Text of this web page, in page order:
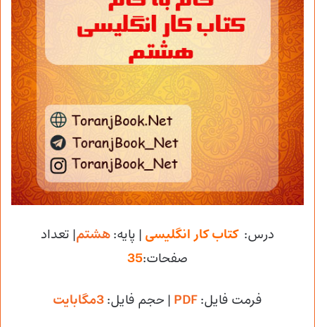
درس:کتاب کار انگلیسی | پایه:هشتم| تعداد
صفحات:35
فرمت فایل:PDF | حجم فایل: